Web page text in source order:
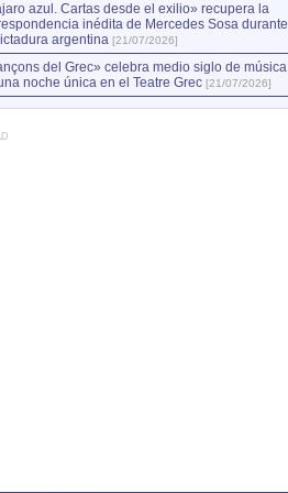
azul. Cartas desde el exilio» recupera la
inédita de Mercedes Sosa durante
argentina [21/07/2026]
del Grec» celebra medio siglo de música
noche única en el Teatre Grec [21/07/2026]